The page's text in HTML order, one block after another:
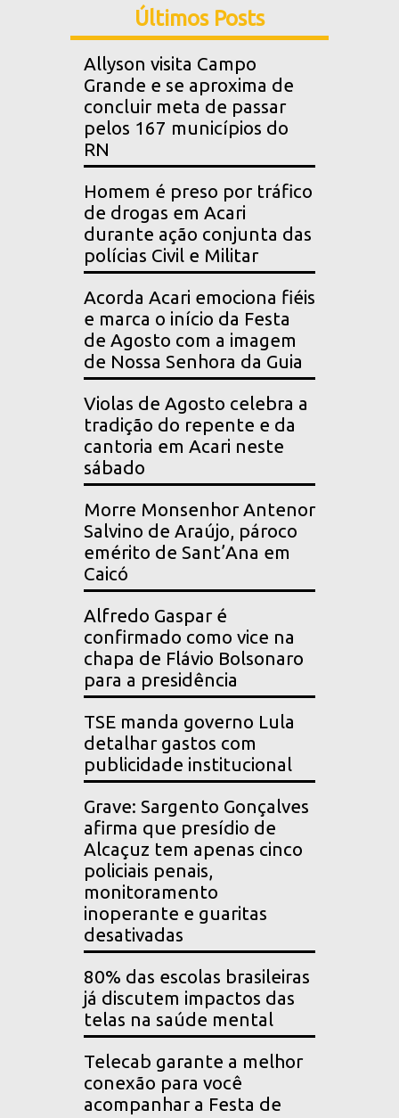
Últimos Posts
Allyson visita Campo
Grande e se aproxima de
concluir meta de passar
pelos 167 municípios do
RN
Homem é preso por tráfico
de drogas em Acari
durante ação conjunta das
polícias Civil e Militar
Acorda Acari emociona fiéis
e marca o início da Festa
de Agosto com a imagem
de Nossa Senhora da Guia
Violas de Agosto celebra a
tradição do repente e da
cantoria em Acari neste
sábado
Morre Monsenhor Antenor
Salvino de Araújo, pároco
emérito de Sant’Ana em
Caicó
Alfredo Gaspar é
confirmado como vice na
chapa de Flávio Bolsonaro
para a presidência
TSE manda governo Lula
detalhar gastos com
publicidade institucional
Grave: Sargento Gonçalves
afirma que presídio de
Alcaçuz tem apenas cinco
policiais penais,
monitoramento
inoperante e guaritas
desativadas
80% das escolas brasileiras
já discutem impactos das
telas na saúde mental
Telecab garante a melhor
conexão para você
acompanhar a Festa de